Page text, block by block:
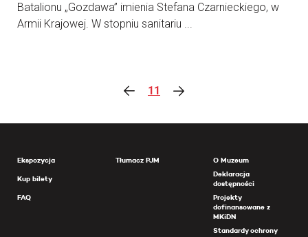
Batalionu „Gozdawa” imienia Stefana Czarnieckiego, w
Armii Krajowej. W stopniu sanitariu ...
11
Ekspozycja
Kup bilety
FAQ
Tłumacz PJM
O Muzeum
Deklaracja
dostępności
Projekty
dofinansowane z
MKiDN
Standardy ochrony